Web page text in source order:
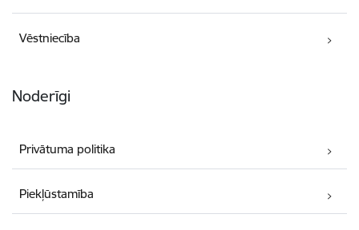
Vēstniecība
Noderīgi
Privātuma politika
Piekļūstamība